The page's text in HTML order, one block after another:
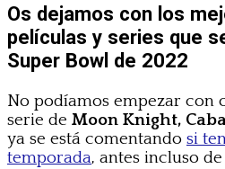
Os dejamos con los
películas y series que
Super Bowl de 2022
No podíamos empezar con
serie de Moon Knight,
ya se está comentando si
temporada, antes incluso